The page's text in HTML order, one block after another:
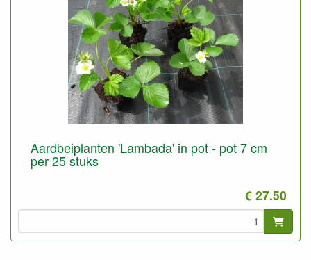
Aardbeiplanten 'Lambada' in pot - pot 7 cm
per 25 stuks
€ 27.50